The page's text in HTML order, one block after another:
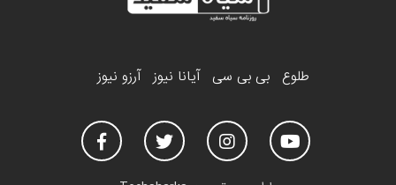
طلوع بی بی سی آیانا نیوز آرزو نیوز